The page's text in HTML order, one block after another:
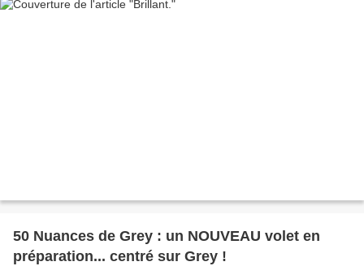
50 Nuances de Grey : un NOUVEAU volet en
préparation... centré sur Grey !